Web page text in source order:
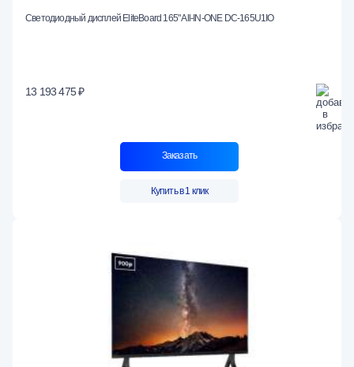
Светодиодный дисплей EliteBoard 165" All-IN-ONE DC-165U1IO
13 193 475 ₽
Заказать
Купить в 1 клик